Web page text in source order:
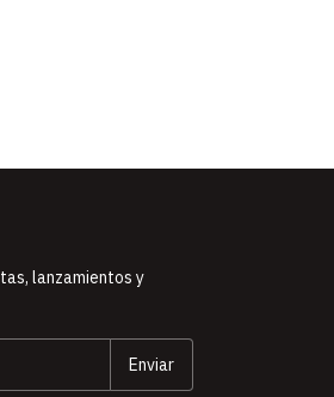
lanzamientos y